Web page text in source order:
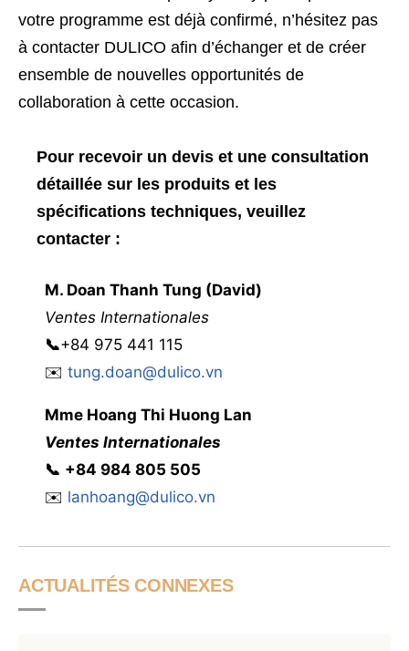
votre programme est déjà confirmé, n’hésitez pas
à contacter DULICO afin d’échanger et de créer
ensemble de nouvelles opportunités de
collaboration à cette occasion.
Pour recevoir un devis et une consultation
détaillée sur les produits et les
spécifications techniques, veuillez
contacter :
M. Doan Thanh Tung (David)
Ventes Internationales
📞+84 975 441 115
✉️ tung.doan@dulico.vn
Mme Hoang Thi Huong Lan
Ventes Internationales
📞 ‭‭+84 984 805 505
✉️ lanhoang@dulico.vn
ACTUALITÉS CONNEXES